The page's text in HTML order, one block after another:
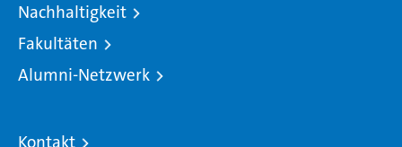
Nachhaltigkeit
Fakultäten
Alumni-Netzwerk
Kontakt